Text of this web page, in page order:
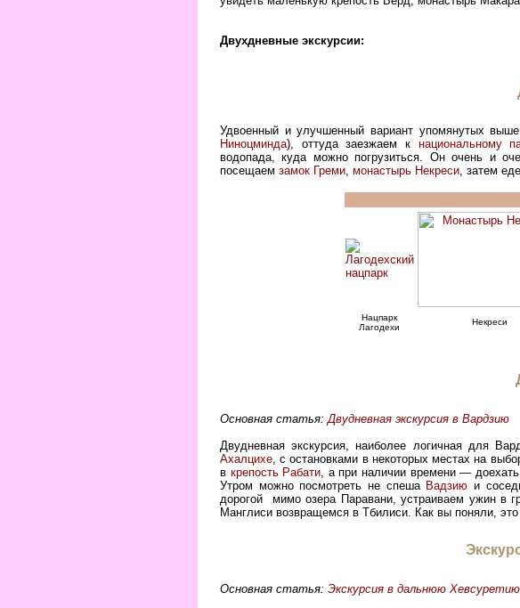
Двухдневные экскурсии:
Удвоенный и улучшенный вариант упомянутых
Ниноцминда), оттуда заезжаем к национальному
водопада, куда можно погрузиться. Он очень и
посещаем замок Греми, монастырь Некреси, затем
Нацпарк
Лагодехи
Некреси
Основная статья: Двудневная экскурсия в Вардзию
Двудневная экскурсия, наиболее логичная для
Ахалцихе , с остановками в некоторых местах на
в крепость Рабати , а при наличии времени —
Утром можно посмотреть не спеша Вадзию и
дорогой мимо озера Паравани, устраиваем ужин в
Манглиси возвращемся в Тбилиси. Как вы поняли,
Основная статья: Экскурсия в дальнюю Хевсуретию